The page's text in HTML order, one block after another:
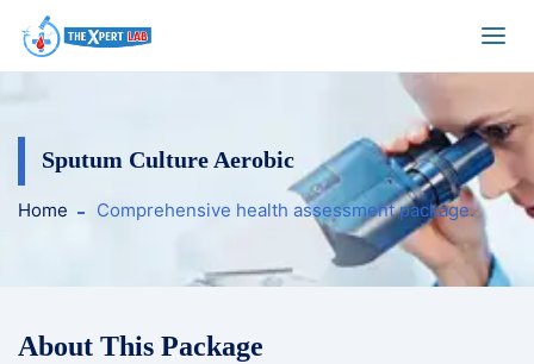
Sputum Culture Aerobic
Home Comprehensive health assessment package.
About This Package